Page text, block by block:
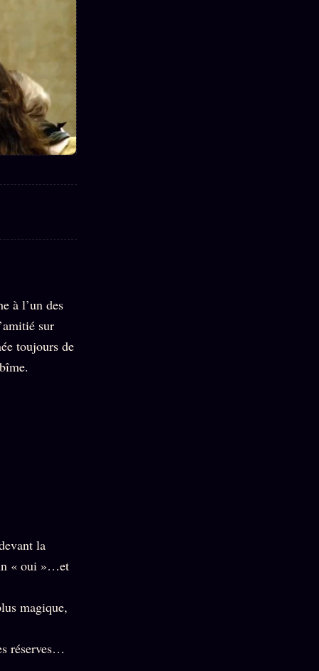
à l’un des
sur
toujours de
la
« oui »…et
magique,
réserves…